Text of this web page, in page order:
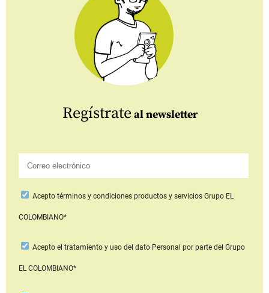
Regístrate al newsletter
Aceptotérminos y condiciones productos y serviciosGrupo EL
COLOMBIANO*
Acepto el tratamiento y uso del dato Personal por parte del Grupo
EL COLOMBIANO*